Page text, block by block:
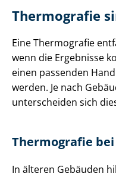
Thermografie
Eine Thermografie
wenn die Ergebnisse
einen passenden
werden. Je nach
unterscheiden sich
Thermografie
In älteren Gebäuden